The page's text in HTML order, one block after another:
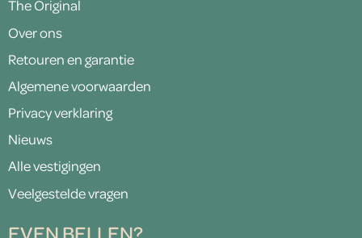
The Original
Over ons
Retouren en garantie
Algemene voorwaarden
Privacy verklaring
Nieuws
Alle vestigingen
Veelgestelde vragen
EVEN BELLEN?